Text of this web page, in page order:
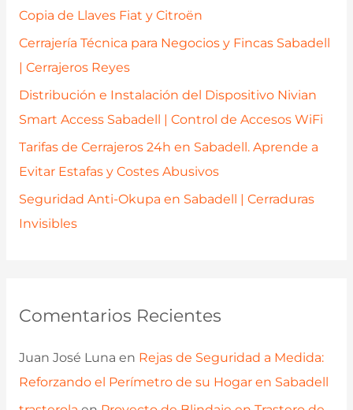
o
:
Copia de Llaves Fiat y Citroën
Cerrajería Técnica para Negocios y Fincas Sabadell
| Cerrajeros Reyes
Distribución e Instalación del Dispositivo Nivian
Smart Access Sabadell | Control de Accesos WiFi
Tarifas de Cerrajeros 24h en Sabadell. Aprende a
Evitar Estafas y Costes Abusivos
Seguridad Anti-Okupa en Sabadell | Cerraduras
Invisibles
Comentarios Recientes
Juan José Luna en Rejas de Seguridad a Medida:
Reforzando el Perímetro de su Hogar en Sabadell